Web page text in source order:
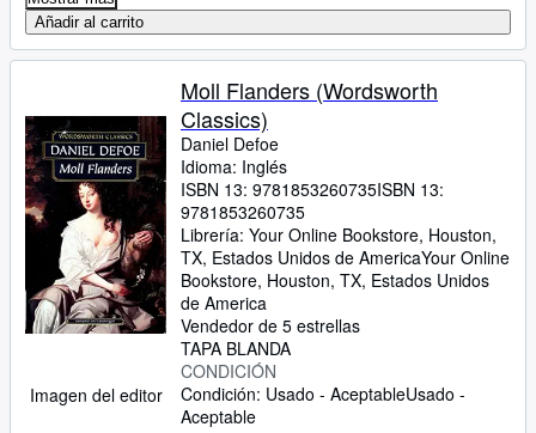
Añadir al carrito
Imagen del editor
Moll Flanders (Wordsworth
Classics)
Daniel Defoe
Idioma: Inglés
ISBN 13: 9781853260735ISBN 13:
9781853260735
Librería: Your Online Bookstore, Houston,
TX, Estados Unidos de AmericaYour Online
Bookstore, Houston, TX, Estados Unidos
de America
Vendedor de 5 estrellas
TAPA BLANDA
CONDICIÓN
Condición: Usado - AceptableUsado -
Aceptable